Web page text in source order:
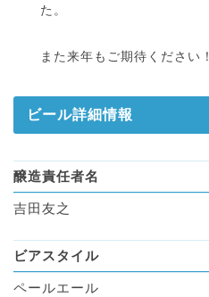
た。
また来年もご期待ください！
ビール詳細情報
醸造責任者名
吉田友之
ビアスタイル
ペールエール